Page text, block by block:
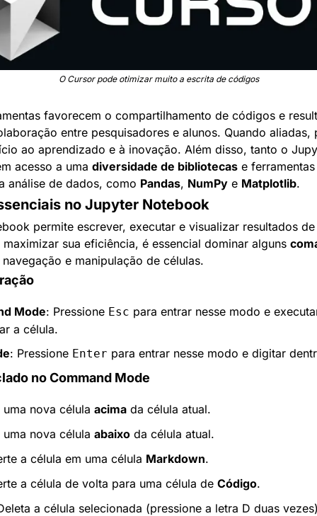
O Cursor pode otimizar muito a escrita de códigos
favorecem o compartilhamento de códigos e
entre pesquisadores e alunos. Quando aliadas,
ao aprendizado e à inovação. Além disso, tanto o
acesso a uma diversidade de bibliotecas e
análise de dados, como Pandas, NumPy e Matplotlib.
no Jupyter Notebook
permite escrever, executar e visualizar resultados
sua eficiência, é essencial dominar alguns
e manipulação de células.
Mode: Pressione Esc para entrar nesse modo e
a célula.
: Pressione Enter para entrar nesse modo e digitar
no Command Mode
uma nova célula acima da célula atual.
uma nova célula abaixo da célula atual.
a célula em uma célula Markdown.
a célula de volta para uma célula de Código.
a célula selecionada (pressione a letra D duas